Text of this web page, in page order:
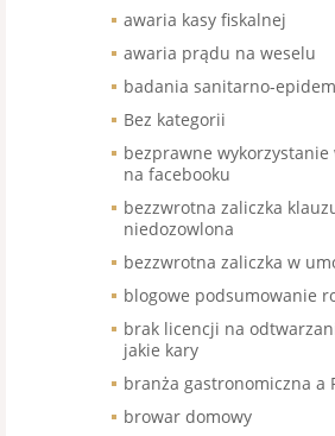
awaria kasy fiskalnej
awaria prądu na weselu
badania sanitarno-
Bez kategorii
bezprawne
na facebooku
bezzwrotna zaliczka
niedozowlona
bezzwrotna zaliczka w
blogowe podsumowanie
brak licencji na
jakie kary
branża gastronomiczna a
browar domowy